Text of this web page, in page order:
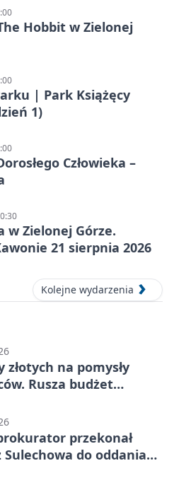
Hobbit w Zielonej
| Park Książęcy
1)
Człowieka –
w Zielonej Górze.
21 sierpnia 2026
Kolejne wydarzenia
złotych na pomysły
Rusza budżet
przekonał
do oddania